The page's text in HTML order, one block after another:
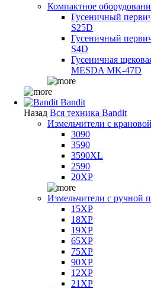
Компактное
Гусеничный
S25D
Гусеничный
S4D
Гусеничная
MESDA MK-47D
Bandit
Назад Вся техника Bandit
Измельчители с
3090
3590
3590XL
2590
20XP
Измельчители с ручной
15XP
18XP
19XP
65XP
75XP
90XP
12XP
21XP